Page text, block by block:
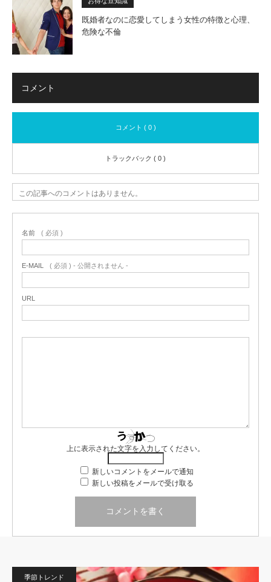
既婚者なのに恋愛してしまう女性の特徴と心理、
危険な不倫
コメント
コメント ( 0 )
トラックバック ( 0 )
この記事へのコメントはありません。
名前 ( 必須 )
E-MAIL ( 必須 ) - 公開されません -
URL
上に表示された文字を入力してください。
新しいコメントをメールで通知
新しい投稿をメールで受け取る
季節トレンド